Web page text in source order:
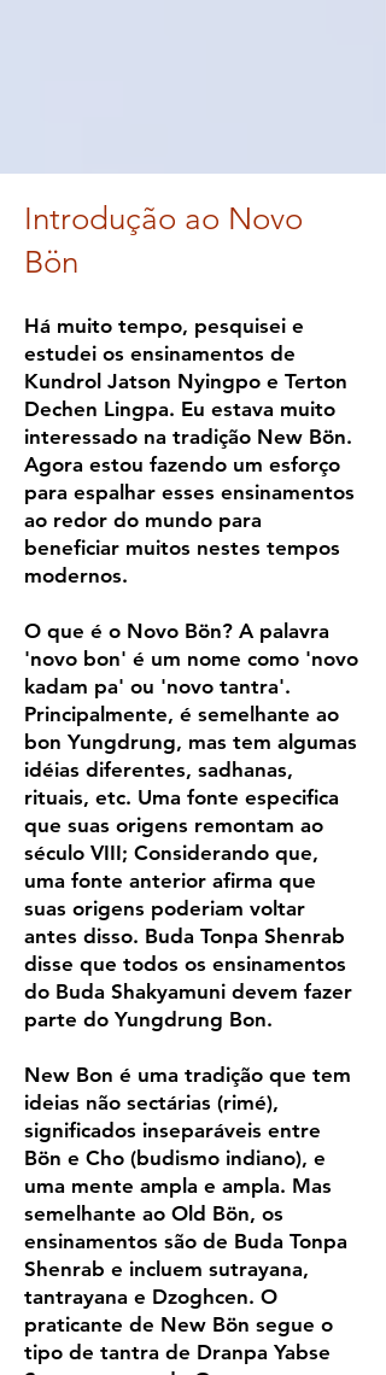
Introdução ao Novo
Bön
Há muito tempo, pesquisei e
estudei os ensinamentos de
Kundrol Jatson Nyingpo e Terton
Dechen Lingpa. Eu estava muito
interessado na tradição New Bön.
Agora estou fazendo um esforço
para espalhar esses ensinamentos
ao redor do mundo para
beneficiar muitos nestes tempos
modernos.
O que é o Novo Bön? A palavra
'novo bon' é um nome como 'novo
kadam pa' ou 'novo tantra'.
Principalmente, é semelhante ao
bon Yungdrung, mas tem algumas
idéias diferentes, sadhanas,
rituais, etc. Uma fonte especifica
que suas origens remontam ao
século VIII; Considerando que,
uma fonte anterior afirma que
suas origens poderiam voltar
antes disso. Buda Tonpa Shenrab
disse que todos os ensinamentos
do Buda Shakyamuni devem fazer
parte do Yungdrung Bon.
New Bon é uma tradição que tem
ideias não sectárias (rimé),
significados inseparáveis entre
Bön e Cho (budismo indiano), e
uma mente ampla e ampla. Mas
semelhante ao Old Bön, os
ensinamentos são de Buda Tonpa
Shenrab e incluem sutrayana,
tantrayana e Dzoghcen. O
praticante de New Bön segue o
tipo de tantra de Dranpa Yabse